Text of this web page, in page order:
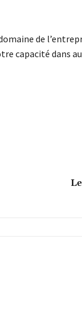
de
capacité dans